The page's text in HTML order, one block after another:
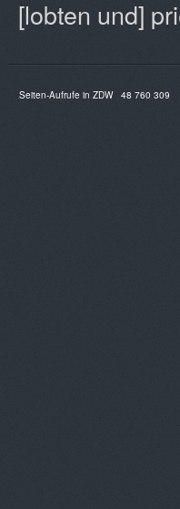
[lobten und]
Seiten-Aufrufe in ZDW 48 760 309